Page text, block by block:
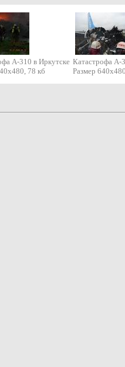
A-310 в Иркутске
78 кб
Катастрофа A-
Размер